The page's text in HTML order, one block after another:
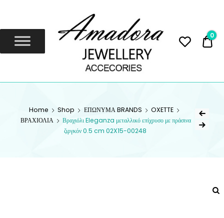
JEWELLERY
0
Home Shop ΕΠΩΝΥΜΑ BRANDS
OXETTE
ΒΡΑΧΙΟΛΙΑ
Βραχιόλι Eleganza μεταλλικό επίχρυσο με πράσινα
ζιργκόν 0.5 cm 02X15-00248